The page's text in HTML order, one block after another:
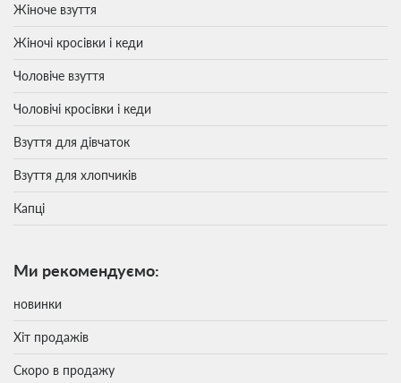
Жіноче взуття
Жіночі кросівки і кеди
Чоловіче взуття
Чоловічі кросівки і кеди
Взуття для дівчаток
Взуття для хлопчиків
Капці
Ми рекомендуємо:
новинки
Хіт продажів
Скоро в продажу